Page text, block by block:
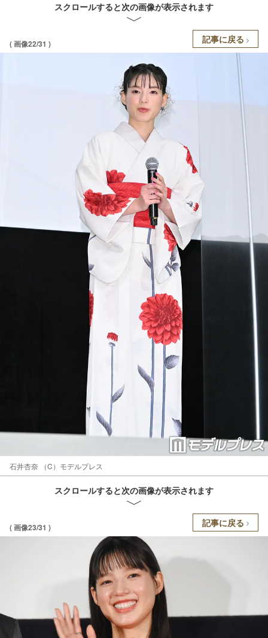
スクロールすると次の画像が表示されます
( 画像22/31 ) 記事に戻る
石井杏奈 （C）モデルプレス
スクロールすると次の画像が表示されます
( 画像23/31 ) 記事に戻る